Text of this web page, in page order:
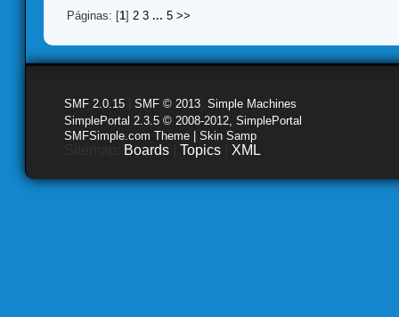
Páginas: [1] 2 3 ... 5 >>
SMF 2.0.15 SMF © 2013 Simple Machines
SimplePortal 2.3.5 © 2008-2012, SimplePortal
SMFSimple.com Theme | Skin Samp
Boards Topics XML